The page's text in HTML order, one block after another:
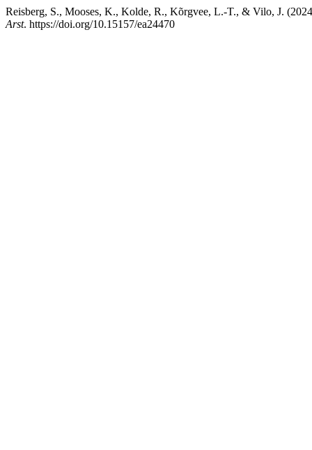
Reisberg, S., Mooses, K., Kolde, R., Kõrgvee, L.-T., & Vilo, J.
Arst. https://doi.org/10.15157/ea24470